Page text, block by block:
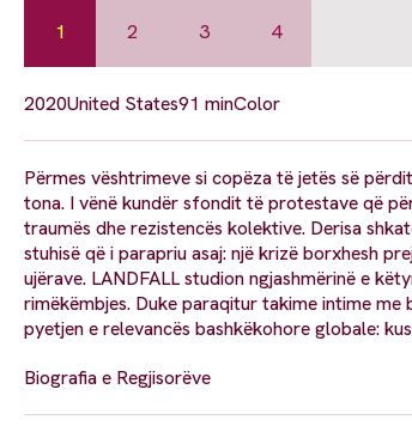
1 2 3 4
2020United States91 minColor
Përmes vështrimeve si copëza të jetës së
tona. I vënë kundër sfondit të protestave që
traumës dhe rezistencës kolektive. Derisa
stuhisë që i parapriu asaj: një krizë borxhesh
ujërave. LANDFALL studion ngjashmërinë e
rimëkëmbjes. Duke paraqitur takime intime
pyetjen e relevancës bashkëkohore globale:
Biografia e Regjisorëve